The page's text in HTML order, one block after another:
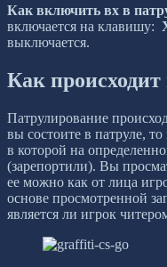
Как включить вх в
включается на клавишу:
выключается.
Как происходит
Патрулирование
вы состоите в патруле,
в которой на
(зарепортили). Вы
ее можно как от лица
основе просмотренной
является ли игрок